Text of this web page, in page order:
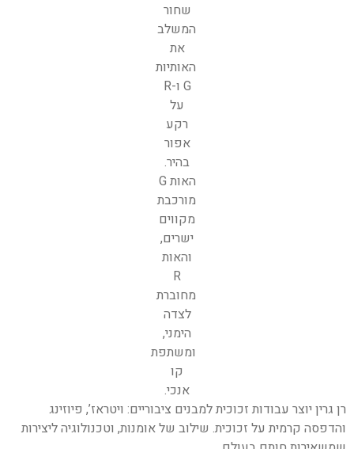
רן גרין יוצר עבודות זכוכית למבנים ציבוריים: ויטראז’, פיוזינג
והדפסה קרמית על זכוכית. שילוב של אומנות, וטכנולוגיה ליצירות